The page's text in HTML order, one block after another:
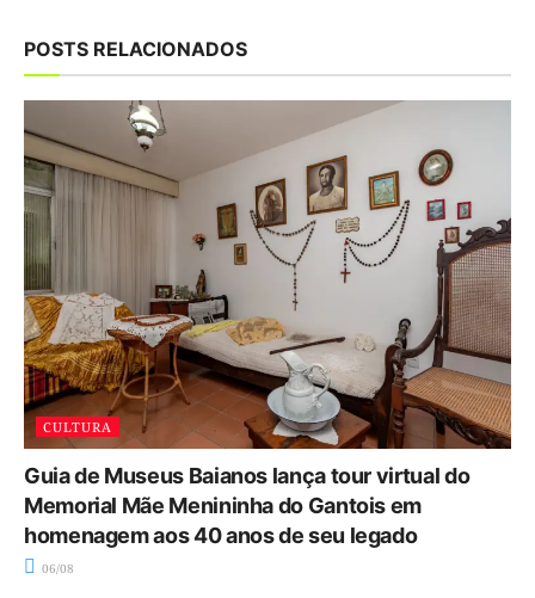
POSTS RELACIONADOS
CULTURA
Guia de Museus Baianos lança tour virtual do
Memorial Mãe Menininha do Gantois em
homenagem aos 40 anos de seu legado
06/08